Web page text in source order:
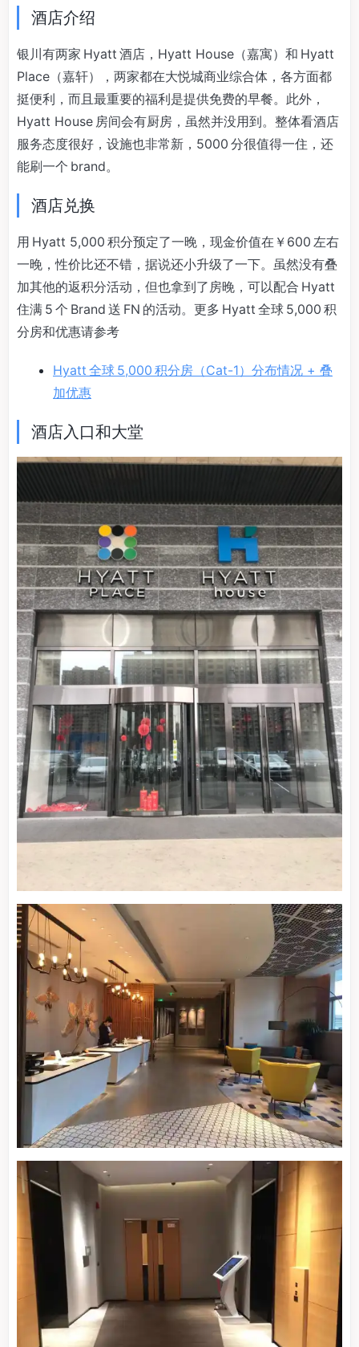
酒店介绍
银川有两家 Hyatt 酒店，Hyatt House（嘉寓）和 Hyatt
Place（嘉轩），两家都在大悦城商业综合体，各方面都
挺便利，而且最重要的福利是提供免费的早餐。此外，
Hyatt House 房间会有厨房，虽然并没用到。整体看酒店
服务态度很好，设施也非常新，5000 分很值得一住，还
能刷一个 brand。
酒店兑换
用 Hyatt 5,000 积分预定了一晚，现金价值在￥600 左右
一晚，性价比还不错，据说还小升级了一下。虽然没有叠
加其他的返积分活动，但也拿到了房晚，可以配合 Hyatt
住满 5 个 Brand 送 FN 的活动。更多 Hyatt 全球 5,000 积
分房和优惠请参考
Hyatt 全球 5,000 积分房（Cat-1）分布情况 + 叠
加优惠
酒店入口和大堂